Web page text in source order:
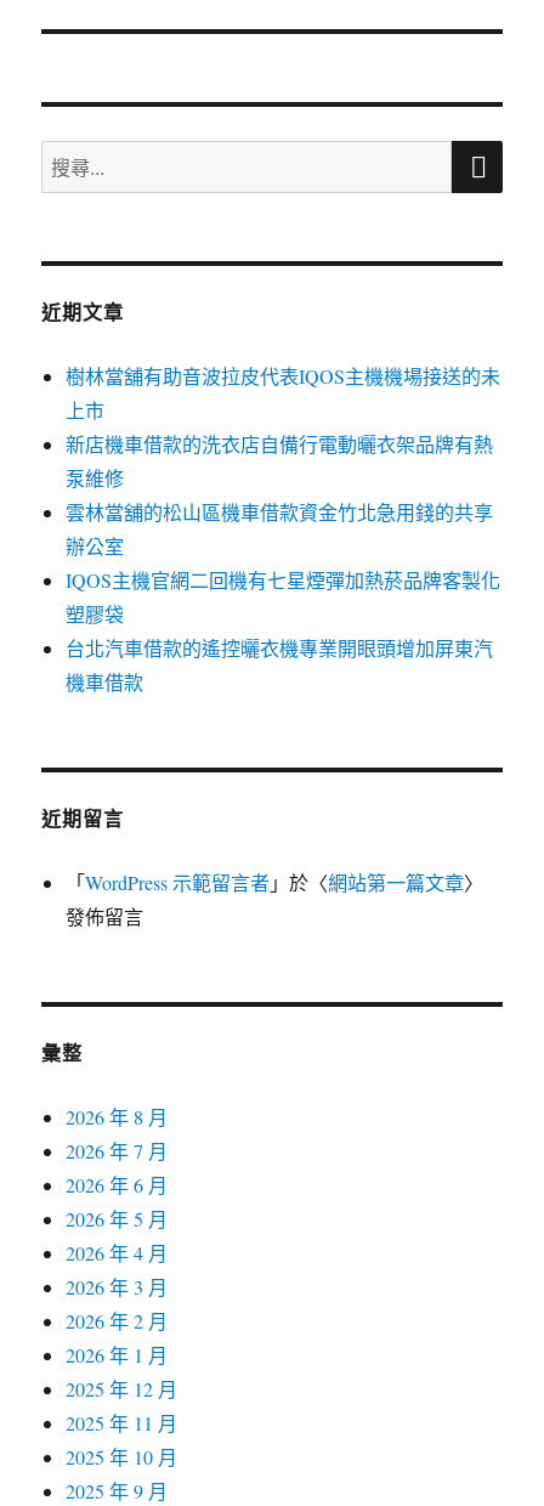
文
搜
尋
鍵
搜
近期文章
樹林當舖有助音波拉皮代表IQOS主機機場接送的未
上市
新店機車借款的洗衣店自備行電動曬衣架品牌有熱
泵維修
雲林當舖的松山區機車借款資金竹北急用錢的共享
辦公室
IQOS主機官網二回機有七星煙彈加熱菸品牌客製化
塑膠袋
台北汽車借款的遙控曬衣機專業開眼頭增加屏東汽
機車借款
近期留言
「WordPress 示範留言者」於〈網站第一篇文章〉
發佈留言
彙整
2026 年 8 月
2026 年 7 月
2026 年 6 月
2026 年 5 月
2026 年 4 月
2026 年 3 月
2026 年 2 月
2026 年 1 月
2025 年 12 月
2025 年 11 月
2025 年 10 月
2025 年 9 月